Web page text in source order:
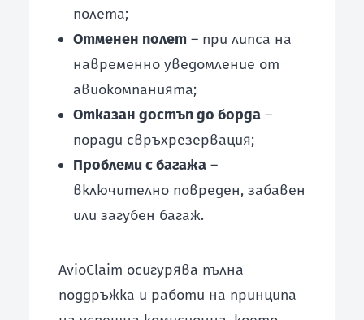
полета;
Отменен полет – при липса на
навременно уведомление от
авиокомпанията;
Отказан достъп до борда –
поради свръхрезервация;
Проблеми с багажа –
включително повреден, забавен
или загубен багаж.
AvioClaim осигурява пълна
поддръжка и работи на принципа